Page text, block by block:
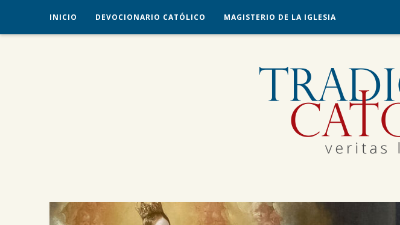
INICIO DEVOCIONARIO CATÓLICO MAGISTERIO DE LA IGLESIA